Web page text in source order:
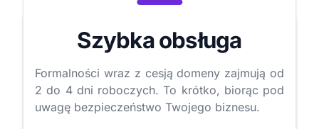
Szybka obsługa
Formalności wraz z cesją domeny zajmują od
2 do 4 dni roboczych. To krótko, biorąc pod
uwagę bezpieczeństwo Twojego biznesu.